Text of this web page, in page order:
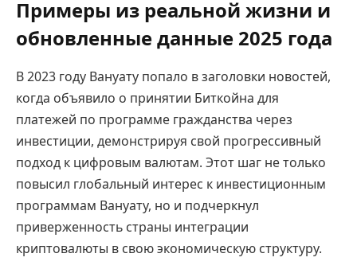
Примеры из реальной жизни и
обновленные данные 2025 года
В 2023 году Вануату попало в заголовки новостей,
когда объявило о принятии Биткойна для
платежей по программе гражданства через
инвестиции, демонстрируя свой прогрессивный
подход к цифровым валютам. Этот шаг не только
повысил глобальный интерес к инвестиционным
программам Вануату, но и подчеркнул
приверженность страны интеграции
криптовалюты в свою экономическую структуру.